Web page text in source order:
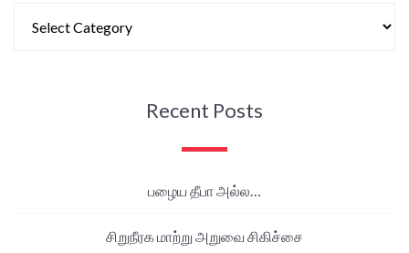
Recent Posts
பழைய தீபா அல்ல…
சிறுநீரக மாற்று அறுவை சிகிச்சை